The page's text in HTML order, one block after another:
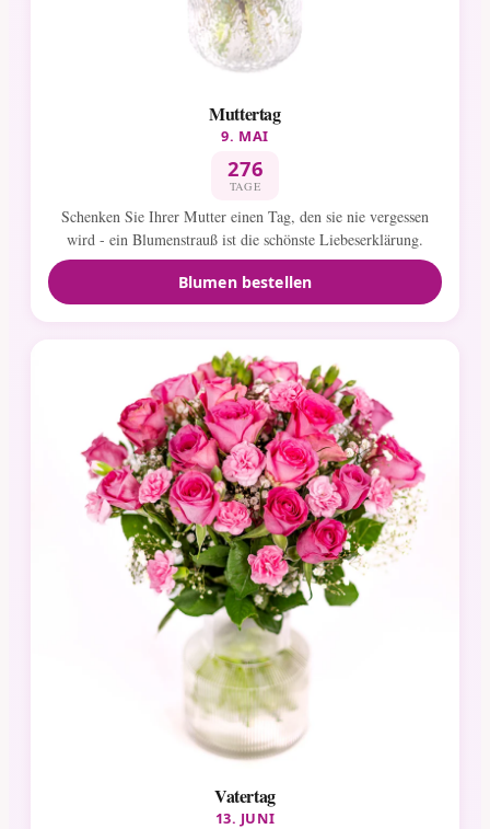
Muttertag
9. MAI
276
TAGE
Schenken Sie Ihrer Mutter einen Tag, den sie nie vergessen
wird - ein Blumenstrauß ist die schönste Liebeserklärung.
Blumen bestellen
Vatertag
13. JUNI